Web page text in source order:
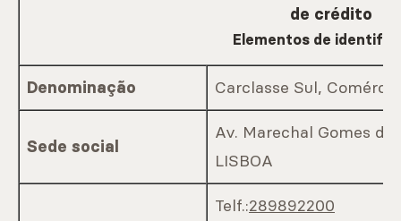
de crédito
Elementos de
Denominação Carclasse Sul,
Sede social
Av. Marechal Gomes
LISBOA
Telf.:289892200
Marcas
CARREGAR MAIS